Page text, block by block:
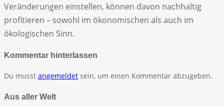
Veränderungen einstellen, können davon nachhaltig
profitieren – sowohl im ökonomischen als auch im
ökologischen Sinn.
Kommentar hinterlassen
Du musst angemeldet sein, um einen Kommentar abzugeben.
Aus aller Welt